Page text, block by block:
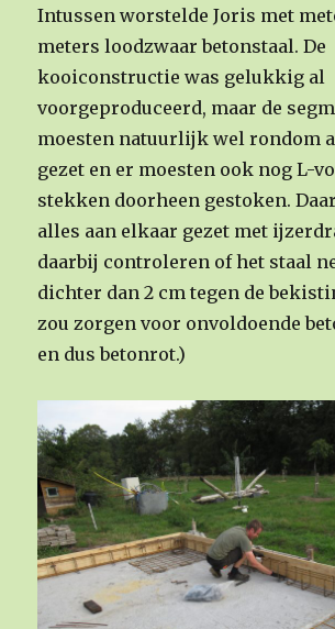
Intussen worstelde Joris met
meters loodzwaar betonstaal. De
kooiconstructie was gelukkig al
voorgeproduceerd, maar de
moesten natuurlijk wel rondom
gezet en er moesten ook nog L-
stekken doorheen gestoken.
alles aan elkaar gezet met
daarbij controleren of het staal
dichter dan 2 cm tegen de
zou zorgen voor onvoldoende
en dus betonrot.)